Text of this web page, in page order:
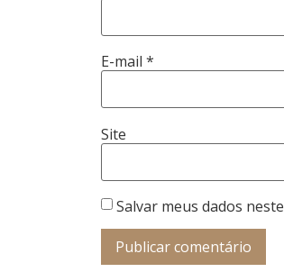
E-mail *
Site
Salvar meus dados